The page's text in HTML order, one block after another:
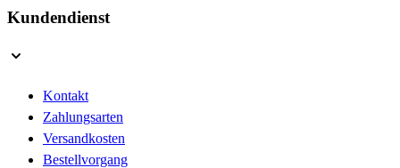
Kundendienst
Kontakt
Zahlungsarten
Versandkosten
Bestellvorgang